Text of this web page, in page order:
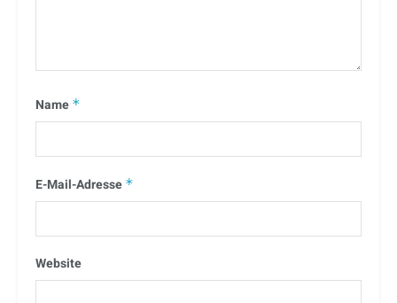
Name *
E-Mail-Adresse *
Website